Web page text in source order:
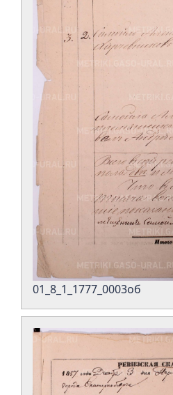
01_8_1_1777_0003об